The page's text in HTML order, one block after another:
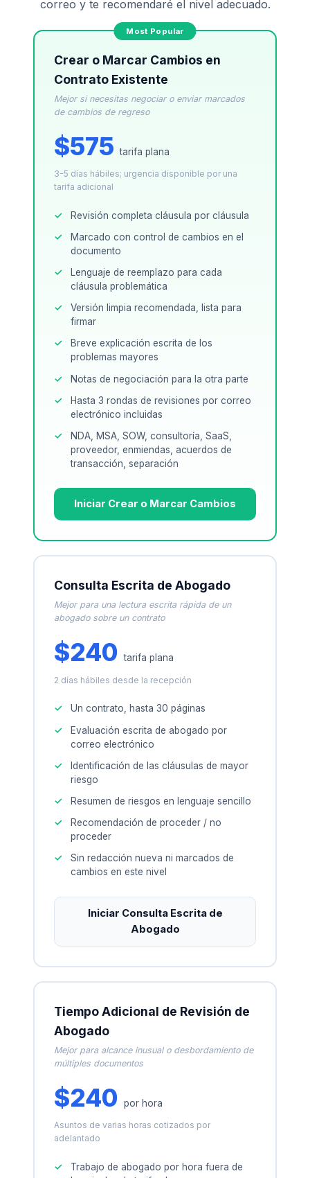
correo y te recomendaré el nivel adecuado.
Consulta Escrita de Abogado
Mejor para una lectura escrita rápida de un
abogado sobre un contrato
$240tarifa plana
2 días hábiles desde la recepción
Un contrato, hasta 30 páginas
Evaluación escrita de abogado por
correo electrónico
Identificación de las cláusulas de mayor
riesgo
Resumen de riesgos en lenguaje sencillo
Recomendación de proceder / no
proceder
Sin redacción nueva ni marcados de
cambios en este nivel
Iniciar Consulta Escrita de
Abogado
Crear o Marcar Cambios en
Contrato Existente
Mejor si necesitas negociar o enviar marcados
de cambios de regreso
$575tarifa plana
3-5 días hábiles; urgencia disponible por una
tarifa adicional
Revisión completa cláusula por cláusula
Marcado con control de cambios en el
documento
Lenguaje de reemplazo para cada
cláusula problemática
Versión limpia recomendada, lista para
firmar
Breve explicación escrita de los
problemas mayores
Notas de negociación para la otra parte
Hasta 3 rondas de revisiones por correo
electrónico incluidas
NDA, MSA, SOW, consultoría, SaaS,
proveedor, enmiendas, acuerdos de
transacción, separación
Iniciar Crear o Marcar Cambios
Tiempo Adicional de Revisión de
Abogado
Mejor para alcance inusual o desbordamiento de
múltiples documentos
$240 por hora
Asuntos de varias horas cotizados por
adelantado
Trabajo de abogado por hora fuera de